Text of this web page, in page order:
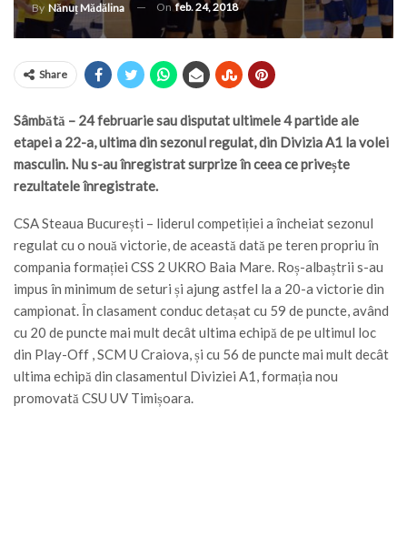
By Nănuț Mădălina Onfeb. 24, 2018
Share
Sâmbătă – 24 februarie sau disputat ultimele 4 partide ale
etapei a 22-a, ultima din sezonul regulat, din Divizia A1 la volei
masculin. Nu s-au înregistrat surprize în ceea ce privește
rezultatele înregistrate.
CSA Steaua București – liderul competiției a încheiat sezonul
regulat cu o nouă victorie, de această dată pe teren propriu în
compania formației CSS 2 UKRO Baia Mare. Roș-albaștrii s-au
impus în minimum de seturi și ajung astfel la a 20-a victorie din
campionat. În clasament conduc detașat cu 59 de puncte, având
cu 20 de puncte mai mult decât ultima echipă de pe ultimul loc
din Play-Off , SCM U Craiova, și cu 56 de puncte mai mult decât
ultima echipă din clasamentul Diviziei A1, formația nou
promovată CSU UV Timișoara.